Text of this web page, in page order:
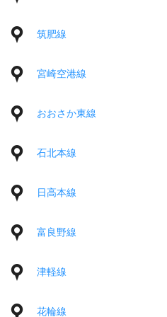
筑肥線
宮崎空港線
おおさか東線
石北本線
日高本線
富良野線
津軽線
花輪線